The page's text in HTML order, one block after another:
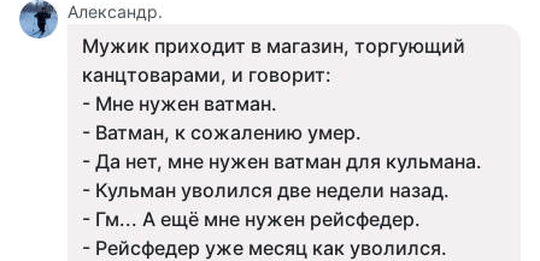
Александр.
Мужик приходит в магазин, торгующий
канцтоварами, и говорит:
- Мне нужен ватман.
- Ватман, к сожалению умер.
- Да нет, мне нужен ватман для кульмана.
- Кульман уволился две недели назад.
- Гм... А ещё мне нужен рейсфедер.
- Рейсфедер уже месяц как уволился.